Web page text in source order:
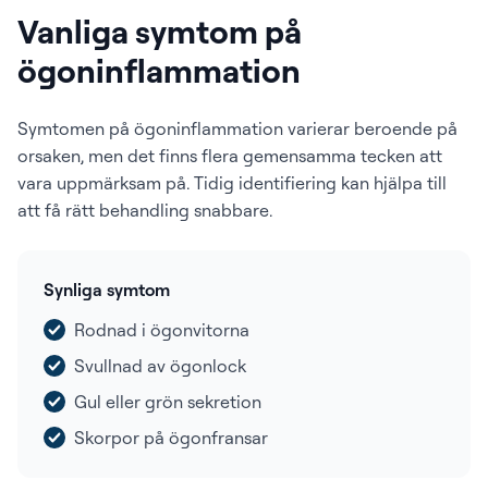
Vanliga symtom på
ögoninflammation
Symtomen på ögoninflammation varierar beroende på
orsaken, men det finns flera gemensamma tecken att
vara uppmärksam på. Tidig identifiering kan hjälpa till
att få rätt behandling snabbare.
Synliga symtom
Rodnad i ögonvitorna
Svullnad av ögonlock
Gul eller grön sekretion
Skorpor på ögonfransar